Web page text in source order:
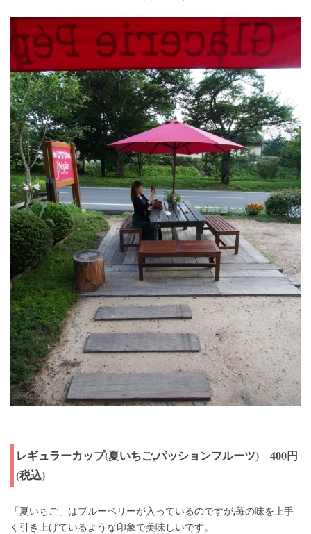
レギュラーカップ(夏いちご,パッションフルーツ) 400円
(税込)
「夏いちご」はブルーベリーが入っているのですが,苺の味を上手
く引き上げているような印象で美味しいです。